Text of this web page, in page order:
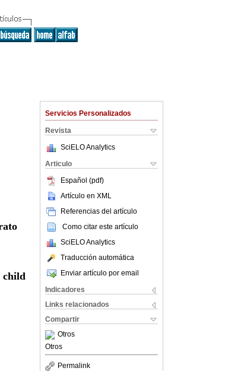
Servicios Personalizados
Revista
SciELO Analytics
Articulo
Español (pdf)
Artículo en XML
Referencias del artículo
Como citar este artículo
SciELO Analytics
Traducción automática
Enviar artículo por email
Indicadores
Links relacionados
Compartir
Otros
Otros
Permalink
child